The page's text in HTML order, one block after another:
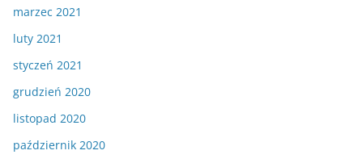
marzec 2021
luty 2021
styczeń 2021
grudzień 2020
listopad 2020
październik 2020